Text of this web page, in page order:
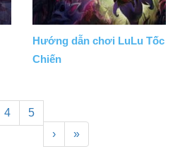
Hướng dẫn chơi LuLu Tốc
Chiến
4
5
›
»